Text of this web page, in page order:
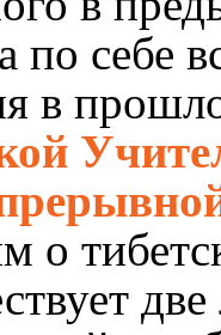
по себе
в
о